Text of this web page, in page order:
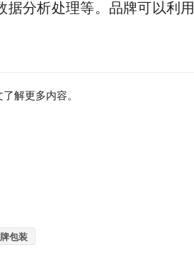
分析处理等。品牌可以利用
解更多内容。
包装